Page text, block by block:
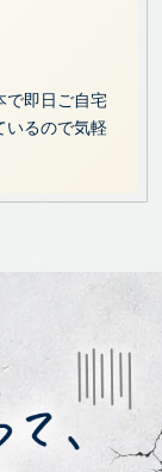
で即日ご自宅
いるので気軽